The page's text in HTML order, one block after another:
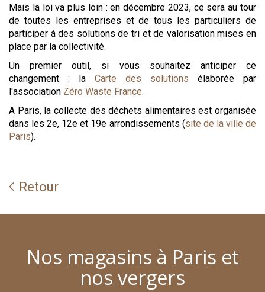
Mais la loi va plus loin : en décembre 2023, ce sera au tour
de toutes les entreprises et de tous les particuliers de
participer à des solutions de tri et de valorisation mises en
place par la collectivité.
Un premier outil, si vous souhaitez anticiper ce
changement : la Carte des solutions élaborée par
l'association Zéro Waste France.
A Paris, la collecte des déchets alimentaires est organisée
dans les 2e, 12e et 19e arrondissements (site de la ville de
Paris).
Retour
Nos magasins à Paris et
nos vergers